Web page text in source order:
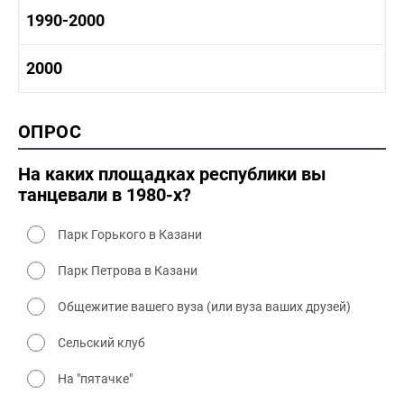
1970 - 1980 быт
1980 -1990 история
1980-1990 культура
1990-2000
1990-2000 культура
2000
2000 промышленность
2000 культура
ОПРОС
На каких площадках республики вы
танцевали в 1980-х?
Парк Горького в Казани
Парк Петрова в Казани
Общежитие вашего вуза (или вуза ваших друзей)
Сельский клуб
На "пятачке"